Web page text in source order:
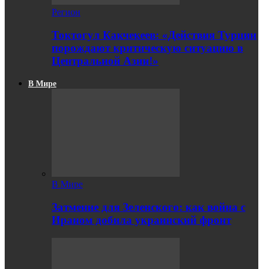
Регион
Токтогул Какчекеев: «Действия Турции
порождают критическую ситуацию в
Центральной Азии!»
В Мире
В Мире
Затмение для Зеленского: как война с
Ираном добила украинский фронт